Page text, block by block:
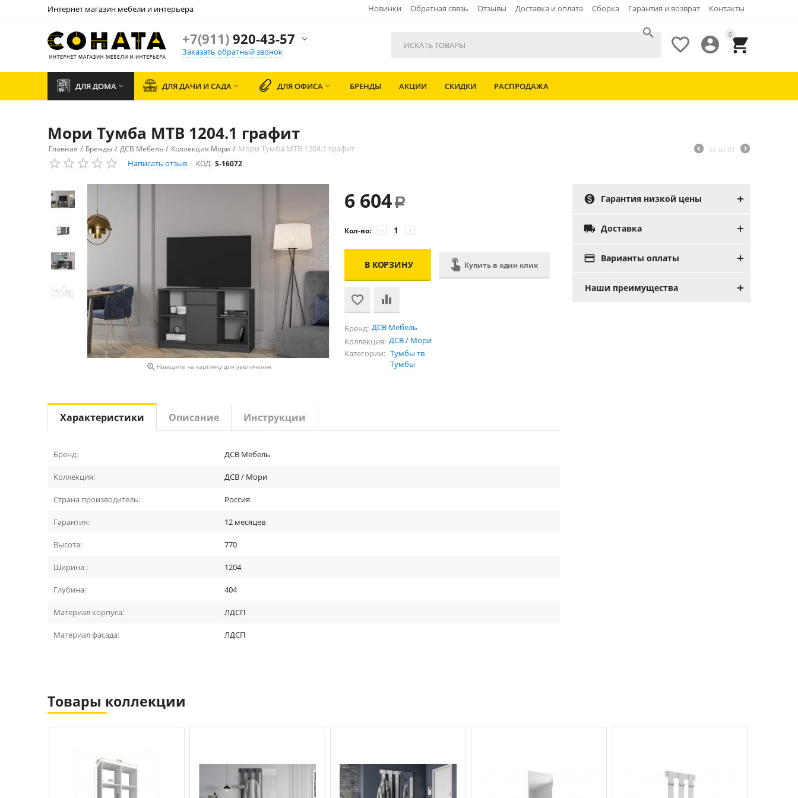
Интернет магазин мебели и интерьера Новинки Обратная связь Отзывы Доставка и оплата Сборка Гарантия и возврат Контакты
+7(911)920-43-57

Заказать обратный звонок
0



ДЛЯ ДОМА  ДЛЯ ДАЧИ И САДА  ДЛЯ ОФИСА  БРЕНДЫ АКЦИИ СКИДКИ РАСПРОДАЖА
Мори Тумба МТВ 1204.1 графит
Главная / Бренды / ДСВ Мебель / Коллекция Мори / Мори Тумба МТВ 1204.1 графит 63 из 81
Написать отзыв КОД: S-16072
 Наведите на картинку для увеличения
6 604 Р
Кол-во: +
−
В КОРЗИНУ Купить в один клик
Бренд: ДСВ Мебель
Коллекция: ДСВ / Мори
Категории: Тумбы тв
Тумбы
 Гарантия низкой цены
 Доставка
 Варианты оплаты
Наши преимущества
Характеристики Описание Инструкции
Бренд: ДСВ Мебель
Коллекция: ДСВ / Мори
Страна производитель: Россия
Гарантия: 12 месяцев
Высота: 770
Ширина : 1204
Глубина: 404
Материал корпуса: ЛДСП
Материал фасада: ЛДСП
Товары коллекции